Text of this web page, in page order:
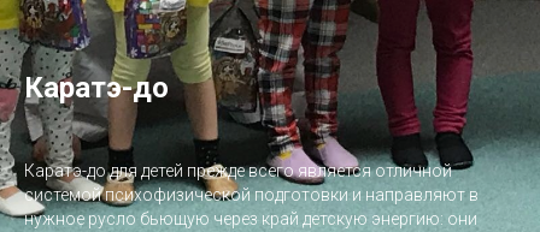
Каратэ-до
Каратэ-до для детей прежде всего является отличной
системой психофизической подготовки и направляют в
нужное русло бьющую через край детскую энергию: они